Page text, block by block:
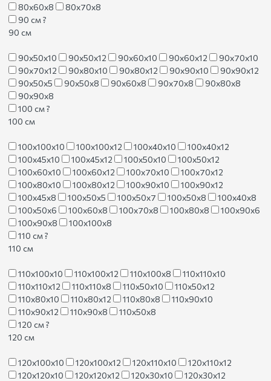
80х60х8
80х70х8
90 см?
90 см
90х50х10 90х50х12 90х60х10 90х60х12
90х70х10
90х70х12
90х80х10 90х80х12 90х90х10
90х90х12
90х50х5
90х50х8 90х60х8 90х70х8
90х80х8
90х90х8
100 см?
100 см
100х100х10 100х100х12 100х40х10
100х40х12
100х45х10
100х45х12 100х50х10
100х50х12
100х60х10
100х60х12 100х70х10
100х70х12
100х80х10
100х80х12 100х90х10
100х90х12
100х45х8
100х50х5 100х50х7 100х50х8
100х40х8
100х50х6
100х60х8 100х70х8 100х80х8
100х90х6
100х90х8
100х100х8
110 см?
110 см
110х100х10 110х100х12 110х100х8
110х110х10
110х110х12
110х110х8 110х50х10
110х50х12
110х80х10
110х80х12 110х80х8
110х90х10
110х90х12
110х90х8
110х50х8
120 см?
120 см
120х100х10 120х100х12 120х110х10
120х110х12
120х120х10
120х120х12 120х30х10
120х30х12